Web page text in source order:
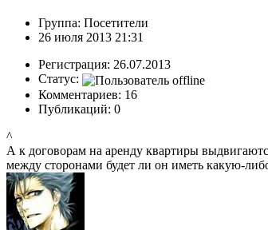
Группа: Посетители
26 июля 2013 21:31
Регистрация: 26.07.2013
Статус:
Комментариев: 16
Публикаций: 0
^
А к договорам на аренду квартиры
между сторонами будет ли он иметь какую-